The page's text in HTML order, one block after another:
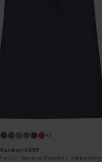
+2
Kariban K899
Fartuch średniej długości z polibawełny